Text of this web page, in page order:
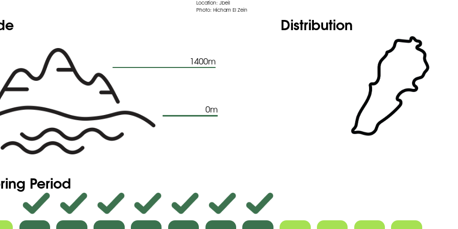
accrescent et épaissi, rougeâtre à maturité, s'ouvrant à la
ovales oblongues, arrondies ou triangulaires au sommet, à
2-3 cm. de long, légèrement pubescentes à l'état
et glaucescentes ensuite. Fleur grande 5-6 mm.
to visit the seeds database
Location: Jbeil
Photo: Hicham El Zein
1400m
0m
Distribution
Period